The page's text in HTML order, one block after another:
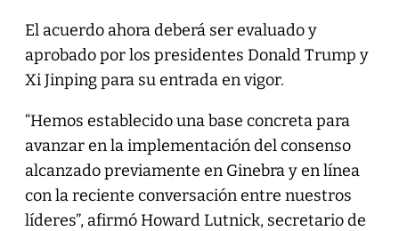
El acuerdo ahora deberá ser evaluado y
aprobado por los presidentes Donald Trump y
Xi Jinping para su entrada en vigor.
“Hemos establecido una base concreta para
avanzar en la implementación del consenso
alcanzado previamente en Ginebra y en línea
con la reciente conversación entre nuestros
líderes”, afirmó Howard Lutnick, secretario de